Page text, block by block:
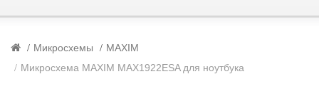
Микросхемы
MAXIM
Микросхема MAXIM MAX1922ESA для ноутбука